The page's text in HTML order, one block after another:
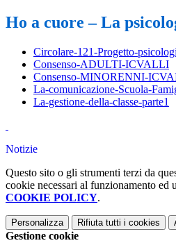
Ho a cuore – La
Circolare-121-Progetto-
Consenso-ADULTI-ICVALLI
Consenso-MINORENNI-
La-comunicazione-Scuola-
La-gestione-della-classe-parte1
Notizie
Questo sito o gli strumenti terzi da
cookie necessari al funzionamento
COOKIE POLICY.
Personalizza Rifiuta tutti i cookies
Gestione cookie